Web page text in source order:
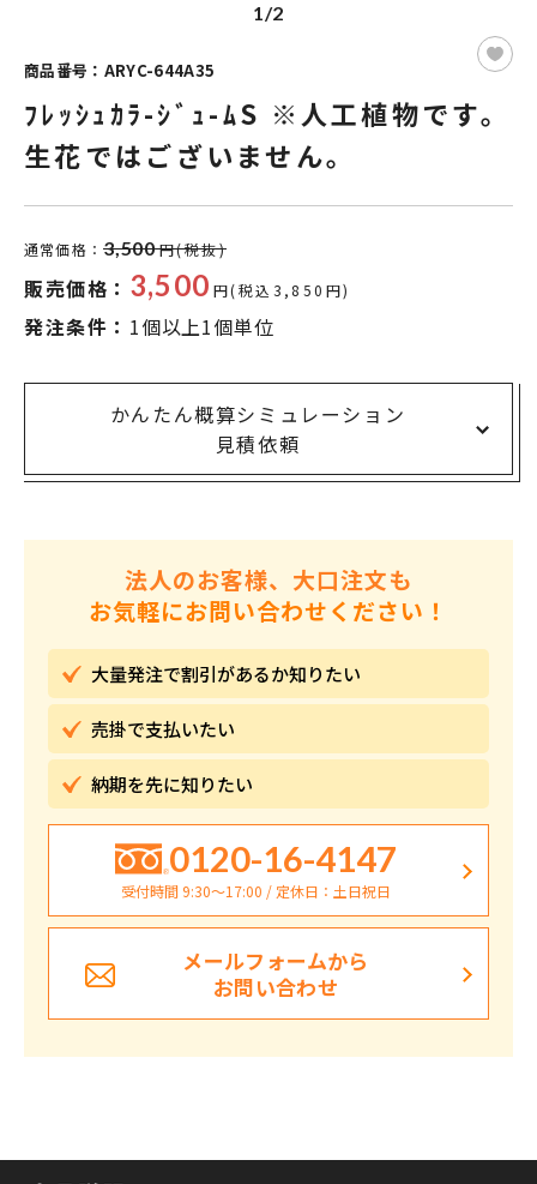
1/2
商品番号：ARYC-644A35
ﾌﾚｯｼｭｶﾗ-ｼﾞｭ-ﾑS ※人工植物です。
生花ではございません。
通常価格： 3,500円(税抜)
販売価格： 3,500 円(税込3,850円)
発注条件： 1個以上1個単位
かんたん概算シミュレーション
見積依頼
法人のお客様、大口注文も
お気軽にお問い合わせください！
大量発注で割引があるか知りたい
売掛で支払いたい
納期を先に知りたい
0120-16-4147
受付時間 9:30〜17:00 / 定休日：土日祝日
メールフォームから
お問い合わせ